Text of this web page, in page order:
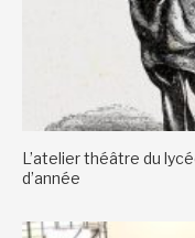
L’atelier théâtre du
d’année